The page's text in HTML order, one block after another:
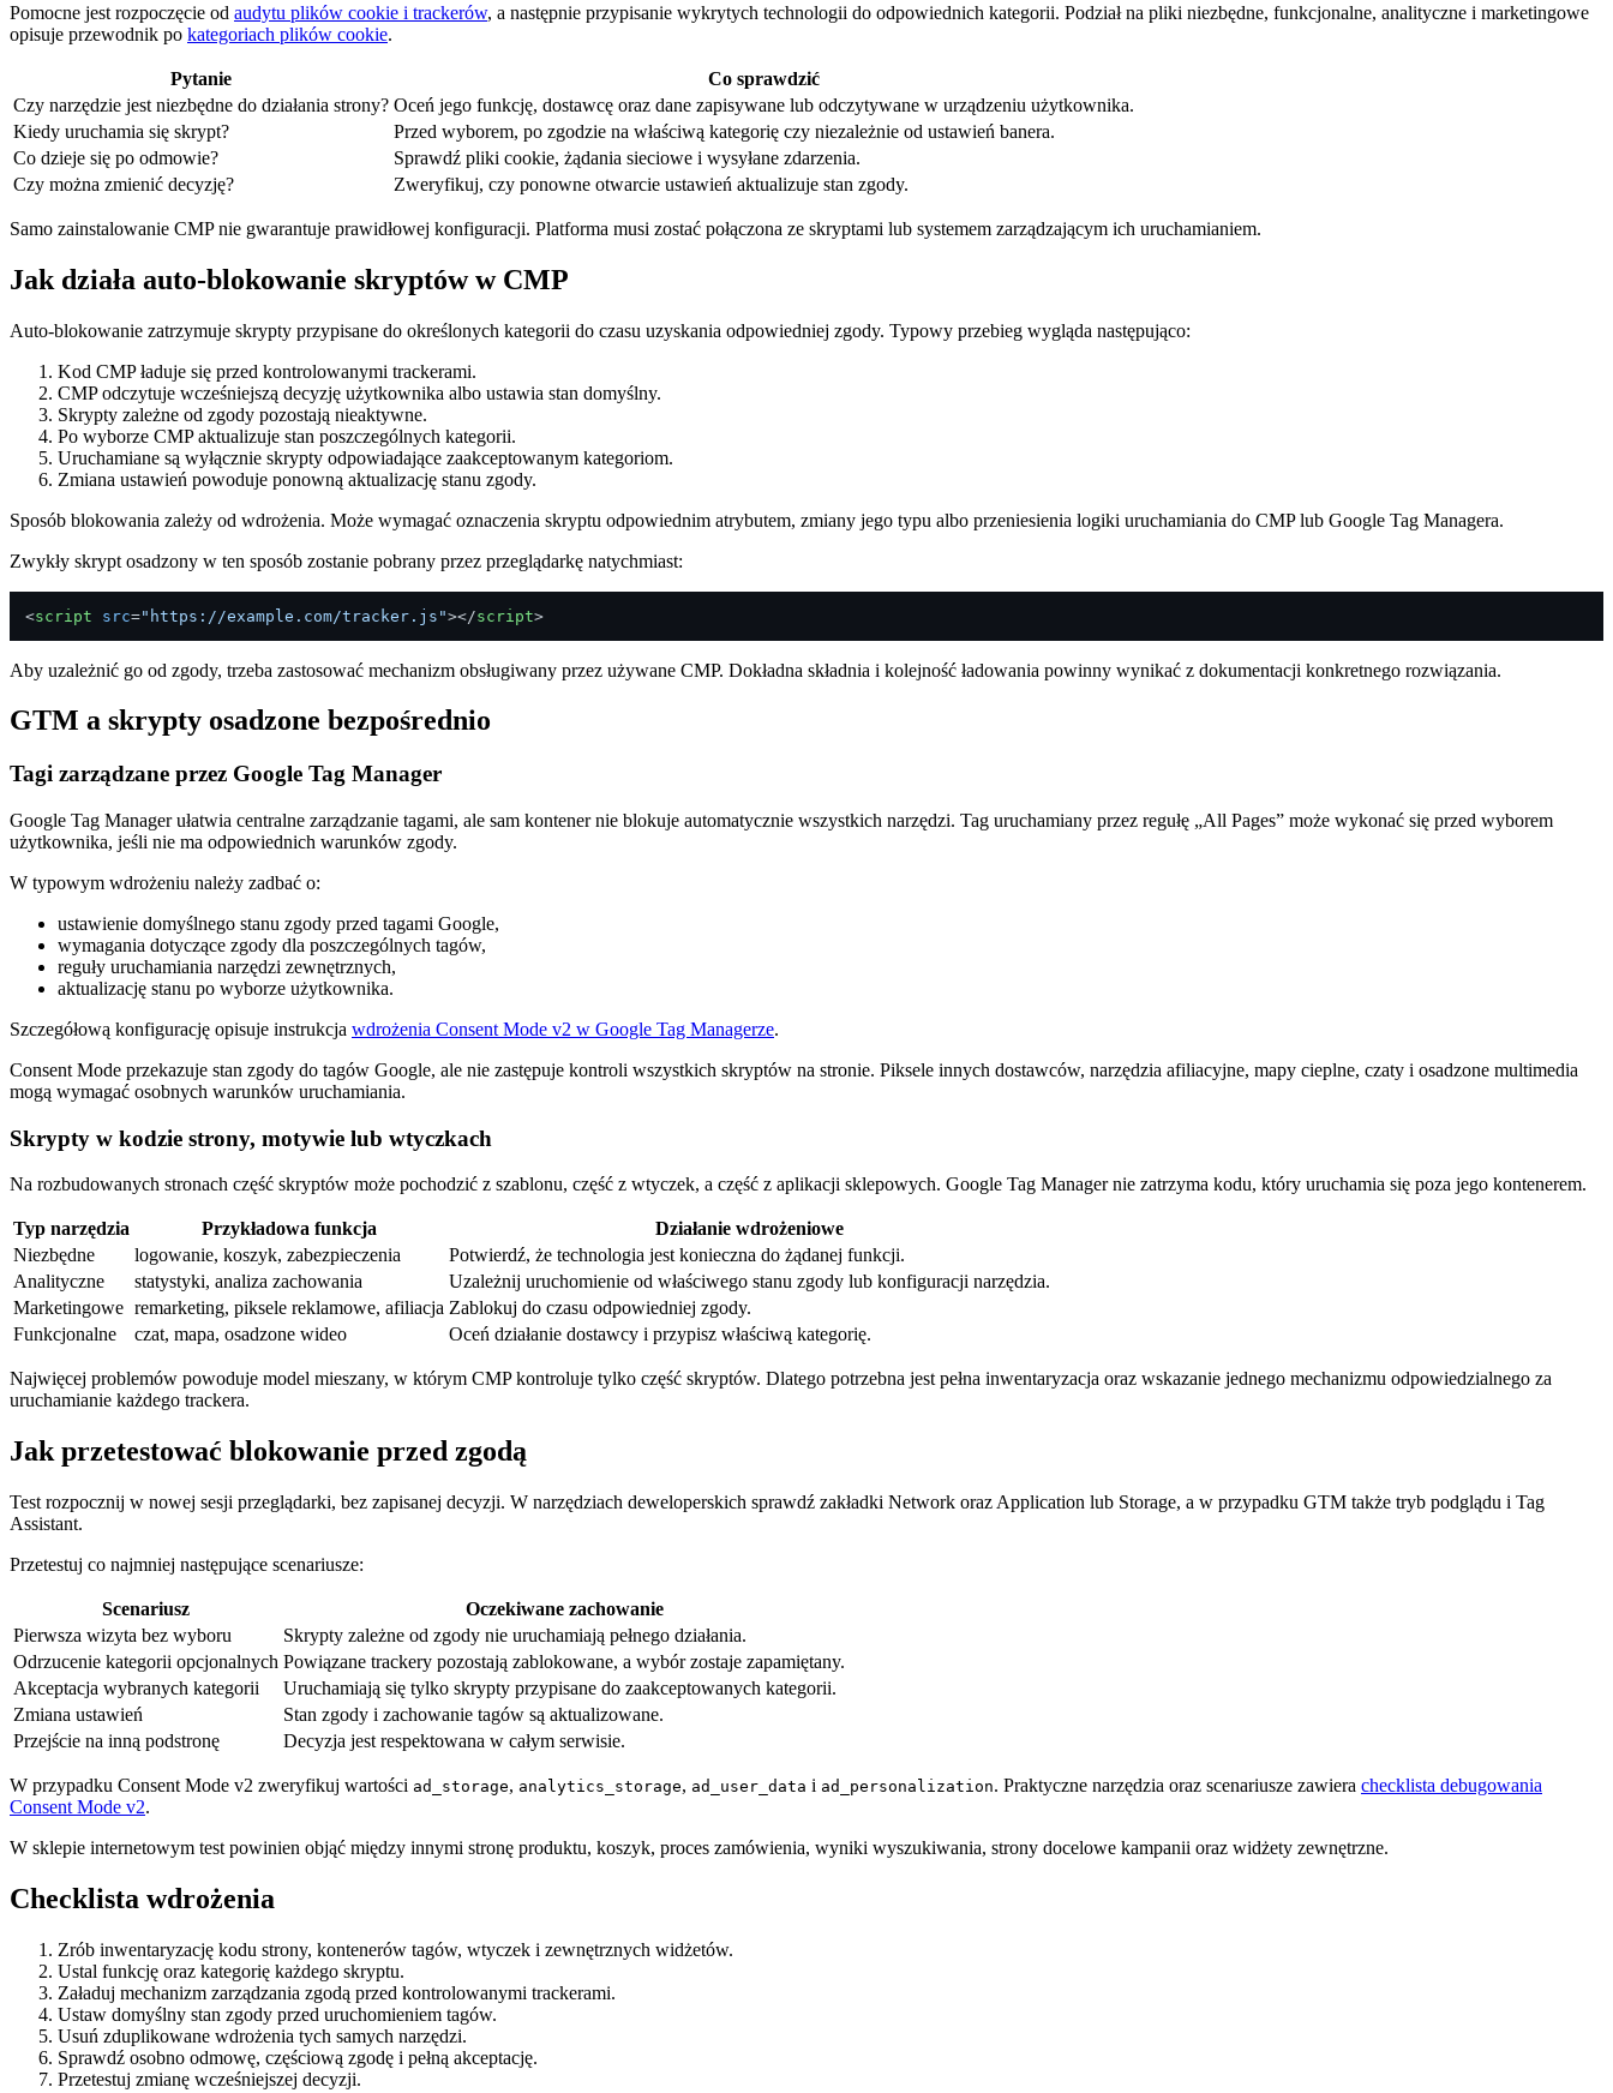
Pomocne jest rozpoczęcie od audytu plików cookie i trackerów, a następnie przypisanie wykrytych technologii do odpowiednich kategorii. Podział na pliki niezbędne, funkcjonalne, analityczne i marketingowe
opisuje przewodnik po kategoriach plików cookie.
Pytanie
Co sprawdzić
Czy narzędzie jest niezbędne do działania strony? Oceń jego funkcję, dostawcę oraz dane zapisywane lub odczytywane w urządzeniu użytkownika.
Kiedy uruchamia się skrypt?
Przed wyborem, po zgodzie na właściwą kategorię czy niezależnie od ustawień banera.
Co dzieje się po odmowie?
Sprawdź pliki cookie, żądania sieciowe i wysyłane zdarzenia.
Czy można zmienić decyzję?
Zweryfikuj, czy ponowne otwarcie ustawień aktualizuje stan zgody.
Samo zainstalowanie CMP nie gwarantuje prawidłowej konfiguracji. Platforma musi zostać połączona ze skryptami lub systemem zarządzającym ich uruchamianiem.
Jak działa auto-blokowanie skryptów w CMP
Auto-blokowanie zatrzymuje skrypty przypisane do określonych kategorii do czasu uzyskania odpowiedniej zgody. Typowy przebieg wygląda następująco:
Kod CMP ładuje się przed kontrolowanymi trackerami.
CMP odczytuje wcześniejszą decyzję użytkownika albo ustawia stan domyślny.
Skrypty zależne od zgody pozostają nieaktywne.
Po wyborze CMP aktualizuje stan poszczególnych kategorii.
Uruchamiane są wyłącznie skrypty odpowiadające zaakceptowanym kategoriom.
Zmiana ustawień powoduje ponowną aktualizację stanu zgody.
Sposób blokowania zależy od wdrożenia. Może wymagać oznaczenia skryptu odpowiednim atrybutem, zmiany jego typu albo przeniesienia logiki uruchamiania do CMP lub Google Tag Managera.
Zwykły skrypt osadzony w ten sposób zostanie pobrany przez przeglądarkę natychmiast:
<script src="https://example.com/tracker.js"></script>
Aby uzależnić go od zgody, trzeba zastosować mechanizm obsługiwany przez używane CMP. Dokładna składnia i kolejność ładowania powinny wynikać z dokumentacji konkretnego rozwiązania.
GTM a skrypty osadzone bezpośrednio
Tagi zarządzane przez Google Tag Manager
Google Tag Manager ułatwia centralne zarządzanie tagami, ale sam kontener nie blokuje automatycznie wszystkich narzędzi. Tag uruchamiany przez regułę „All Pages” może wykonać się przed wyborem
użytkownika, jeśli nie ma odpowiednich warunków zgody.
W typowym wdrożeniu należy zadbać o:
ustawienie domyślnego stanu zgody przed tagami Google,
wymagania dotyczące zgody dla poszczególnych tagów,
reguły uruchamiania narzędzi zewnętrznych,
aktualizację stanu po wyborze użytkownika.
Szczegółową konfigurację opisuje instrukcja wdrożenia Consent Mode v2 w Google Tag Managerze.
Consent Mode przekazuje stan zgody do tagów Google, ale nie zastępuje kontroli wszystkich skryptów na stronie. Piksele innych dostawców, narzędzia afiliacyjne, mapy cieplne, czaty i osadzone multimedia
mogą wymagać osobnych warunków uruchamiania.
Skrypty w kodzie strony, motywie lub wtyczkach
Na rozbudowanych stronach część skryptów może pochodzić z szablonu, część z wtyczek, a część z aplikacji sklepowych. Google Tag Manager nie zatrzyma kodu, który uruchamia się poza jego kontenerem.
Typ narzędzia Przykładowa funkcja
Działanie wdrożeniowe
Niezbędne
logowanie, koszyk, zabezpieczenia
Potwierdź, że technologia jest konieczna do żądanej funkcji.
Analityczne
statystyki, analiza zachowania
Uzależnij uruchomienie od właściwego stanu zgody lub konfiguracji narzędzia.
Marketingowe remarketing, piksele reklamowe, afiliacja Zablokuj do czasu odpowiedniej zgody.
Funkcjonalne
czat, mapa, osadzone wideo Oceń działanie dostawcy i przypisz właściwą kategorię.
Najwięcej problemów powoduje model mieszany, w którym CMP kontroluje tylko część skryptów. Dlatego potrzebna jest pełna inwentaryzacja oraz wskazanie jednego mechanizmu odpowiedzialnego za
uruchamianie każdego trackera.
Jak przetestować blokowanie przed zgodą
Test rozpocznij w nowej sesji przeglądarki, bez zapisanej decyzji. W narzędziach deweloperskich sprawdź zakładki Network oraz Application lub Storage, a w przypadku GTM także tryb podglądu i Tag
Assistant.
Przetestuj co najmniej następujące scenariusze:
Scenariusz
Oczekiwane zachowanie
Pierwsza wizyta bez wyboru
Skrypty zależne od zgody nie uruchamiają pełnego działania.
Odrzucenie kategorii opcjonalnych Powiązane trackery pozostają zablokowane, a wybór zostaje zapamiętany.
Akceptacja wybranych kategorii
Uruchamiają się tylko skrypty przypisane do zaakceptowanych kategorii.
Zmiana ustawień
Stan zgody i zachowanie tagów są aktualizowane.
Przejście na inną podstronę
Decyzja jest respektowana w całym serwisie.
W przypadku Consent Mode v2 zweryfikuj wartości ad_storage, analytics_storage, ad_user_data i ad_personalization. Praktyczne narzędzia oraz scenariusze zawiera checklista debugowania
Consent Mode v2.
W sklepie internetowym test powinien objąć między innymi stronę produktu, koszyk, proces zamówienia, wyniki wyszukiwania, strony docelowe kampanii oraz widżety zewnętrzne.
Checklista wdrożenia
Zrób inwentaryzację kodu strony, kontenerów tagów, wtyczek i zewnętrznych widżetów.
Ustal funkcję oraz kategorię każdego skryptu.
Załaduj mechanizm zarządzania zgodą przed kontrolowanymi trackerami.
Ustaw domyślny stan zgody przed uruchomieniem tagów.
Usuń zduplikowane wdrożenia tych samych narzędzi.
Sprawdź osobno odmowę, częściową zgodę i pełną akceptację.
Przetestuj zmianę wcześniejszej decyzji.